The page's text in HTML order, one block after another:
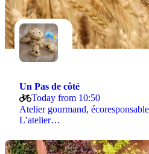
Un Pas de côté
Today from 10:50
Atelier gourmand,
L’atelier…